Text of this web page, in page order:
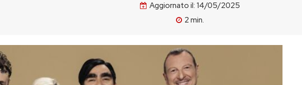
Aggiornato il: 14/05/2025
2 min.